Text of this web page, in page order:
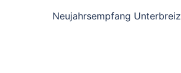
Neujahrsempfang